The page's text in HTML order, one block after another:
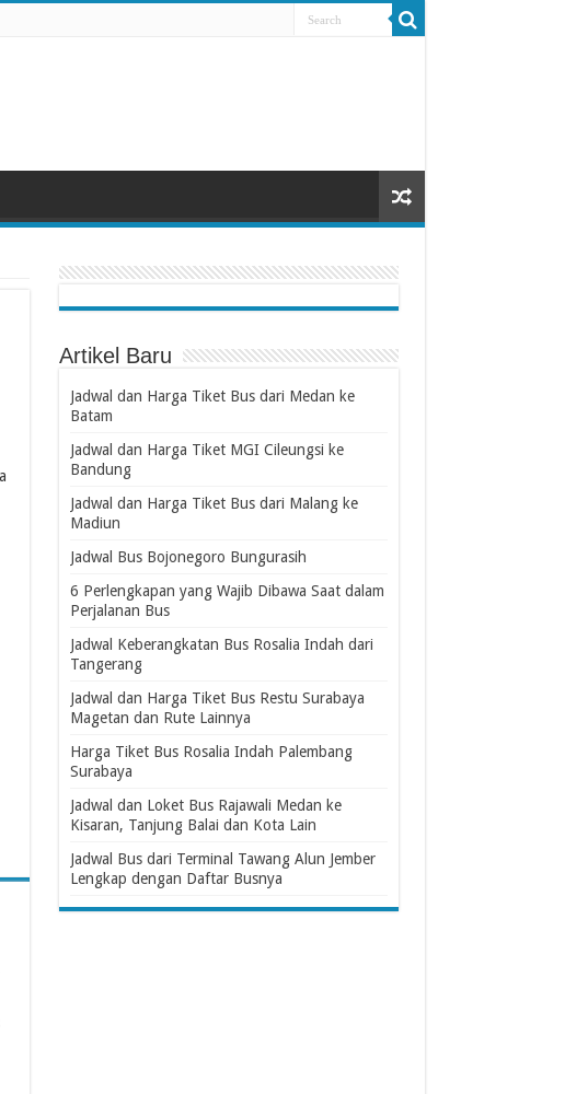
Artikel Baru
Jadwal dan Harga Tiket Bus dari Medan ke
Batam
Jadwal dan Harga Tiket MGI Cileungsi ke
Bandung
Jadwal dan Harga Tiket Bus dari Malang ke
Madiun
Jadwal Bus Bojonegoro Bungurasih
6 Perlengkapan yang Wajib Dibawa Saat dalam
Perjalanan Bus
Jadwal Keberangkatan Bus Rosalia Indah dari
Tangerang
Jadwal dan Harga Tiket Bus Restu Surabaya
Magetan dan Rute Lainnya
Harga Tiket Bus Rosalia Indah Palembang
Surabaya
Jadwal dan Loket Bus Rajawali Medan ke
Kisaran, Tanjung Balai dan Kota Lain
Jadwal Bus dari Terminal Tawang Alun Jember
Lengkap dengan Daftar Busnya